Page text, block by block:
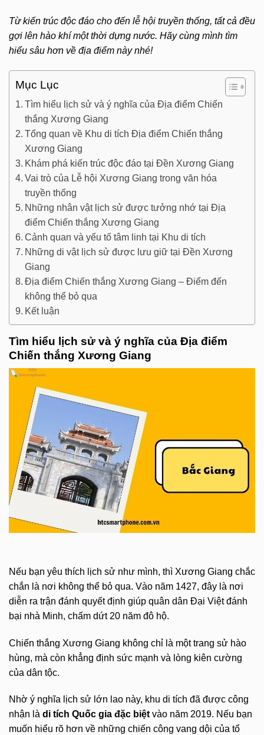
Từ kiến trúc độc đáo cho đến lễ hội truyền thống, tất cả đều
gợi lên hào khí một thời dựng nước. Hãy cùng mình tìm
hiểu sâu hơn về địa điểm này nhé!
Mục Lục
Tìm hiểu lịch sử và ý nghĩa của Địa điểm Chiến
thắng Xương Giang
Tổng quan về Khu di tích Địa điểm Chiến thắng
Xương Giang
Khám phá kiến trúc độc đáo tại Đền Xương Giang
Vai trò của Lễ hội Xương Giang trong văn hóa
truyền thống
Những nhân vật lịch sử được tưởng nhớ tại Địa
điểm Chiến thắng Xương Giang
Cảnh quan và yếu tố tâm linh tại Khu di tích
Những di vật lịch sử được lưu giữ tại Đền Xương
Giang
Địa điểm Chiến thắng Xương Giang – Điểm đến
không thể bỏ qua
Kết luận
Tìm hiểu lịch sử và ý nghĩa của Địa điểm
Chiến thắng Xương Giang
Nếu bạn yêu thích lịch sử như mình, thì Xương Giang chắc
chắn là nơi không thể bỏ qua. Vào năm 1427, đây là nơi
diễn ra trận đánh quyết định giúp quân dân Đại Việt đánh
bại nhà Minh, chấm dứt 20 năm đô hộ.
Chiến thắng Xương Giang không chỉ là một trang sử hào
hùng, mà còn khẳng định sức mạnh và lòng kiên cường
của dân tộc.
Nhờ ý nghĩa lịch sử lớn lao này, khu di tích đã được công
nhận là di tích Quốc gia đặc biệt vào năm 2019. Nếu bạn
muốn hiểu rõ hơn về những chiến công vang dội của tổ